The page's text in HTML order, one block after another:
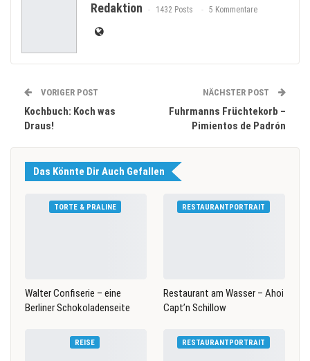
Redaktion 1432 Posts 5 Kommentare
VORIGER POST
Kochbuch: Koch was
Draus!
NÄCHSTER POST
Fuhrmanns Früchtekorb –
Pimientos de Padrón
Das Könnte Dir Auch Gefallen
TORTE & PRALINE
Walter Confiserie – eine
Berliner Schokoladenseite
RESTAURANTPORTRAIT
Restaurant am Wasser – Ahoi
Capt’n Schillow
REISE RESTAURANTPORTRAIT